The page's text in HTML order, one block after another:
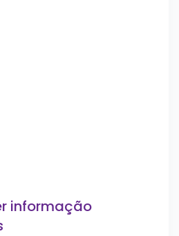
informação